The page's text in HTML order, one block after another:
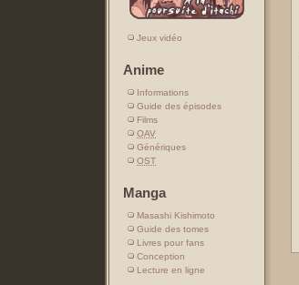
Jeux vidéo
Anime
Informations
Guide des épisodes
Films
OAV
Génériques
OST
Manga
Masashi Kishimoto
Guide des tomes
Livres pour fans
Conception
Lecture en ligne